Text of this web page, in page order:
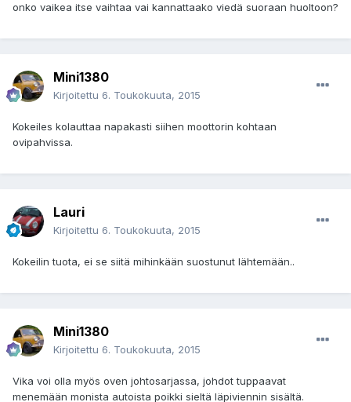
onko vaikea itse vaihtaa vai kannattaako viedä suoraan huoltoon?
Mini1380
Kirjoitettu 6. Toukokuuta, 2015
Kokeiles kolauttaa napakasti siihen moottorin kohtaan
ovipahvissa.
Lauri
Kirjoitettu 6. Toukokuuta, 2015
Kokeilin tuota, ei se siitä mihinkään suostunut lähtemään..
Mini1380
Kirjoitettu 6. Toukokuuta, 2015
Vika voi olla myös oven johtosarjassa, johdot tuppaavat
menemään monista autoista poikki sieltä läpiviennin sisältä.